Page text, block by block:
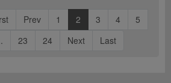
Prev 1 2 3 4
5
23 24 Next Last